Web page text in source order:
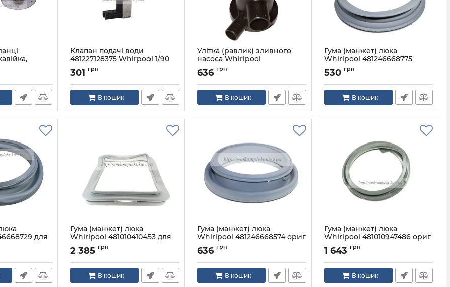
Клапан подачі води
481227128375 Whirpool 1/90
Артикул: 481227128375
301 грн
В кошик
Улітка (равлик) зливного
насоса Whirlpool
481936078363
Артикул:
636 грн
В кошик
Гума (манжет) люка
Whirlpool 481246668775
аналог для пральної
машини
Артикул: 481246668775
530 грн
В кошик
для
Гума (манжет) люка
Whirlpool 481010410453 для
пральної машини
Артикул:
2 385 грн
В кошик
Гума (манжет) люка
Whirlpool 481246668574 ориг
для пральної машини
Артикул:
636 грн
В кошик
Гума (манжет) люка
Whirlpool 481010947486 ориг
для пральної машини
Артикул:
1 643 грн
В кошик